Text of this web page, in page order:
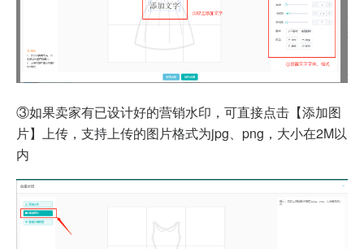
③如果卖家有已设计好的营销水印，可直接点击【添加图
片】上传，支持上传的图片格式为jpg、png，大小在2M以
内